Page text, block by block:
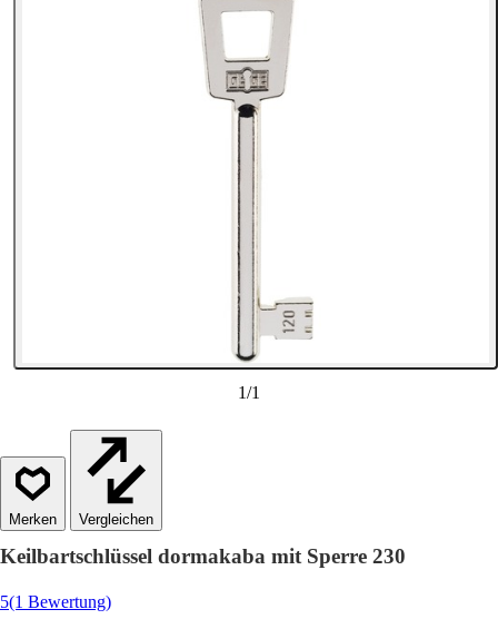
1/1
Vergleichen
Keilbartschlüssel dormakaba mit Sperre 230
5(1 Bewertung)